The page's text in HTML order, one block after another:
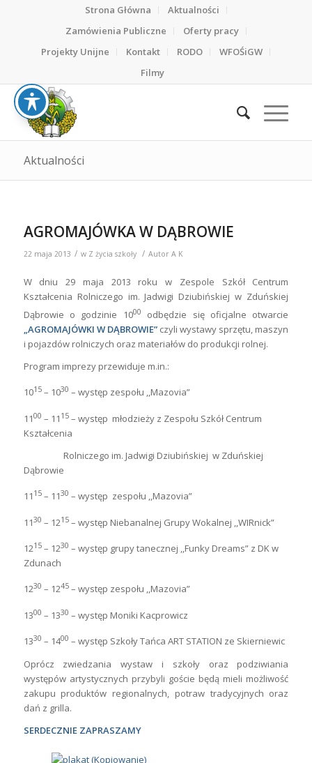
Strona Główna
Aktualności
Zamówienia Publiczne
Oferty pracy
Projekty Unijne
Kontakt RODO
WFOŚiGW
Filmy
Aktualności
AGROMAJÓWKA W DĄBROWIE
22 maja 2013 / w Z życia szkoły / Autor A K
W dniu 29 maja 2013 roku w Zespole Szkół Centrum
Kształcenia Rolniczego im. Jadwigi Dziubińskiej w Zduńskiej
Dąbrowie o godzinie 1000
odbędzie się oficjalne otwarcie
„AGROMAJÓWKI W DĄBROWIE” czyli wystawy sprzętu, maszyn
i pojazdów rolniczych oraz materiałów do produkcji rolnej.
Program imprezy przewiduje m.in.:
1015 – 1030 – występ zespołu ,,Mazovia”
1100 – 11 15 – występ młodzieży z Zespołu Szkół Centrum
Kształcenia
Rolniczego im. Jadwigi Dziubińskiej w Zduńskiej
Dąbrowie
11 15 – 1130 – występ zespołu ,,Mazovia”
1130 – 1215– występ Niebanalnej Grupy Wokalnej ,,WIRnick”
1215 – 1230 – występ grupy tanecznej ,,Funky Dreams” z DK w
Zdunach
1230 – 1245– występ zespołu ,,Mazovia”
1300 – 1330 – występ Moniki Kacprowicz
1330 – 1400 – występ Szkoły Tańca ART STATION ze Skierniewic
Oprócz zwiedzania wystaw i szkoły oraz podziwiania
występów artystycznych przybyli goście będą mieli możliwość
zakupu produktów regionalnych, potraw tradycyjnych oraz
dań z grilla.
SERDECZNIE ZAPRASZAMY